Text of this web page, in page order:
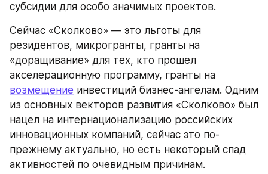
субсидии для особо значимых проектов.
Сейчас «Сколково» — это льготы для
резидентов, микрогранты, гранты на
«доращивание» для тех, кто прошел
возмещение инвестиций бизнес-ангелам. Одним
из основных векторов развития «Сколково» был
нацел на интернационализацию российских
инновационных компаний, сейчас это по-
прежнему актуально, но есть некоторый спад
активностей по очевидным причинам.